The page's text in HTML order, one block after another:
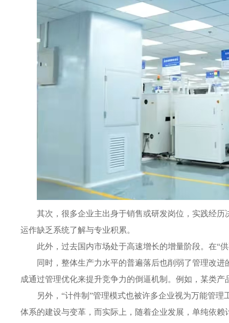
其次，很多企业主出身于销售或研发岗位，实践经
运作缺乏系统了解与专业积累。
此外，过去国内市场处于高速增长的增量阶段。在“
同时，整体生产力水平的普遍落后也削弱了管理改
成通过管理优化来提升竞争力的倒逼机制。例如，某类
另外，“计件制”管理模式也被许多企业视为万能管
体系的建设与变革，而实际上，随着企业发展，单纯依